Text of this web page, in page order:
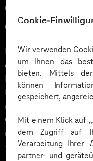
Cookie-
Wir verwenden
um Ihnen das
bieten. Mittels der
können
gespeichert,
Mit einem Klick auf
dem Zugriff auf
Verarbeitung Ihrer
partner- und
Cases, KPIs
entlang der
KI‑Agenten im HR
orchestrieren
Employee Journey
Impact. Der Beitrag
relevante KPIs für den
und liefert ein
für